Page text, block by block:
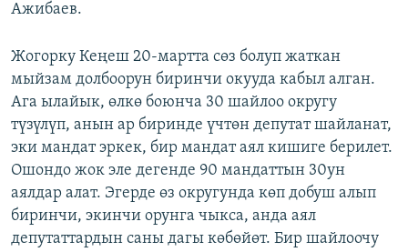
Ажибаев.
Жогорку Кеңеш 20-мартта сөз болуп жаткан
мыйзам долбоорун биринчи окууда кабыл алган.
Ага ылайык, өлкө боюнча 30 шайлоо округу
түзүлүп, анын ар биринде үчтөн депутат шайланат,
эки мандат эркек, бир мандат аял кишиге берилет.
Ошондо жок эле дегенде 90 мандаттын 30ун
аялдар алат. Эгерде өз округунда көп добуш алып
биринчи, экинчи орунга чыкса, анда аял
депутаттардын саны дагы көбөйөт. Бир шайлоочу